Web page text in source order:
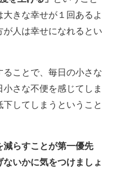
きな幸せが１回あるよ
人は幸せになれるとい
ことで、毎日の小さな
さな不便を感じてしま
してしまうということ
減らすことが第一優先
いかに気をつけましょ